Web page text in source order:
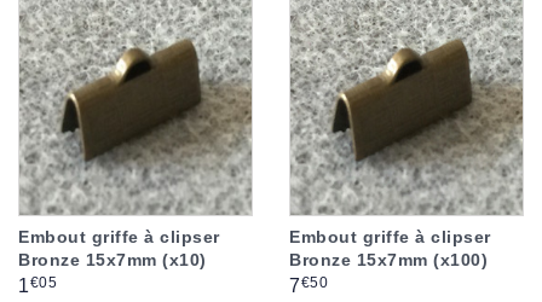
Embout griffe à clipser
Bronze 15x7mm (x10)
Prix
1€05
Embout griffe à clipser
Bronze 15x7mm (x100)
Prix
7€50